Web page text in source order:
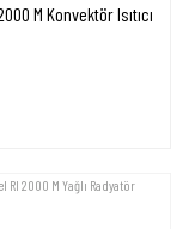
M Konvektör Isıtıcı